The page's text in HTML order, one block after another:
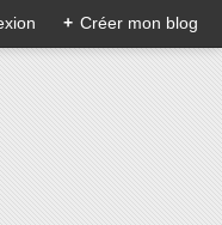
+ Créer mon blog